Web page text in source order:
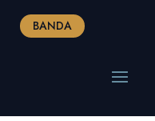
BANDA